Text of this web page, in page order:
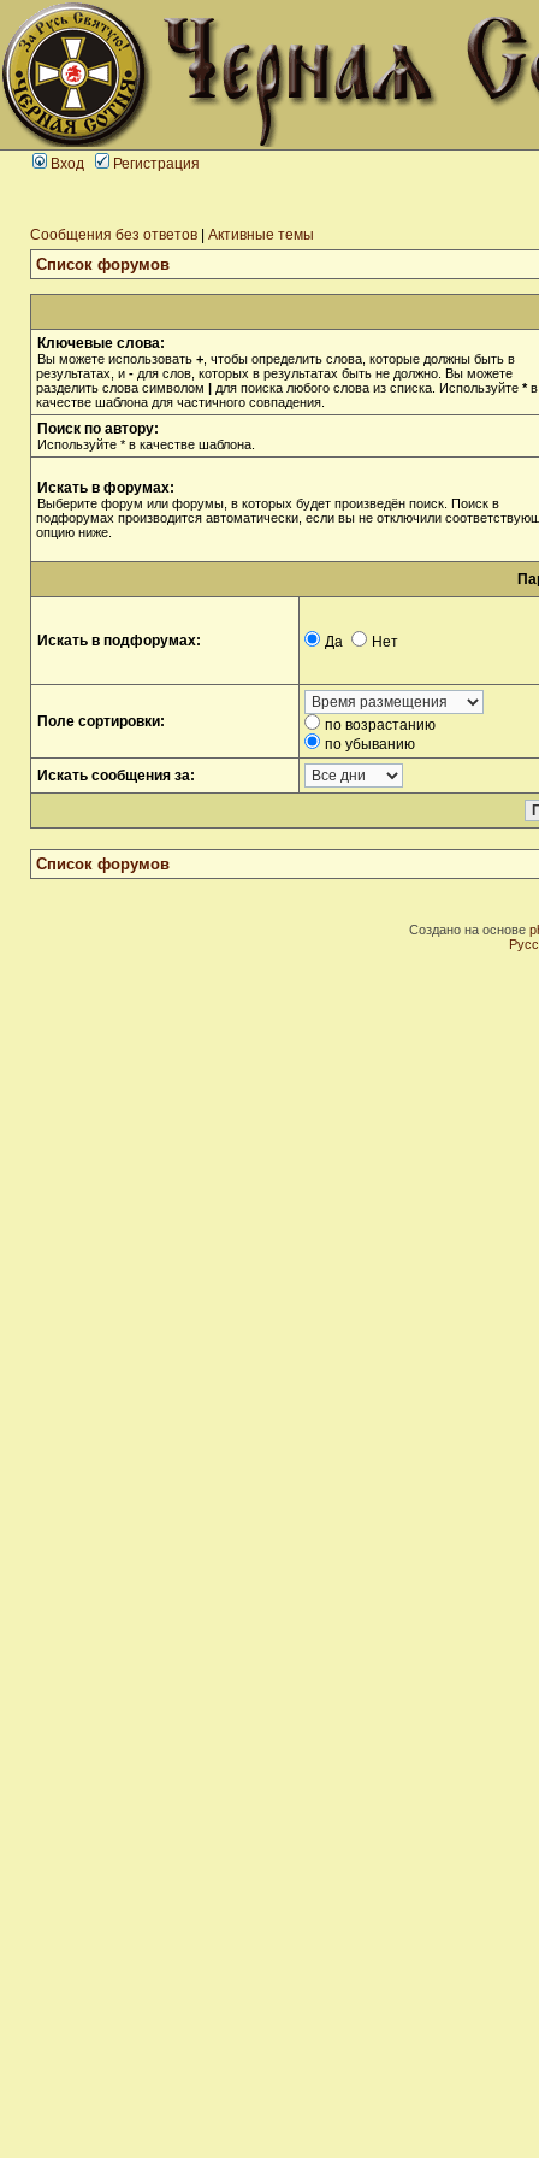
Вход Регистрация
Сообщения без ответов Активные темы
Список форумов
Ключевые слова:
Вы можете использовать + , чтобы определить слова, которые должны быть в
результатах, и - для слов, которых в результатах быть не должно. Вы можете
разделить слова символом | для поиска любого слова из списка. Используйте *в
качестве шаблона для частичного совпадения.
Поиск по автору:
Используйте * в качестве шаблона.
Искать в форумах:
Выберите форум или форумы, в которых будет произведён поиск. Поиск в
подфорумах производится автоматически, если вы не отключили
опцию ниже.
Искать в подфорумах: Да Нет
Поле сортировки:
по возрастанию
по убыванию
Искать сообщения за:
Список форумов
Создано на основе